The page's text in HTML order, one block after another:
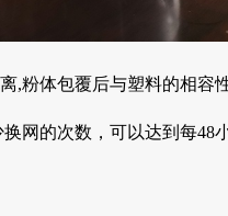
,粉体包覆后与塑料的相容
网的次数，可以达到每48